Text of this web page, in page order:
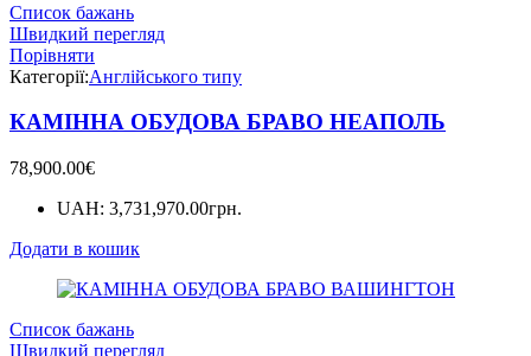
Список бажань
Швидкий перегляд
Порівняти
Категорії:Англійського типу
КАМІННА ОБУДОВА БРАВО НЕАПОЛЬ
78,900.00€
UAH: 3,731,970.00грн.
Додати в кошик
Список бажань
Швидкий перегляд